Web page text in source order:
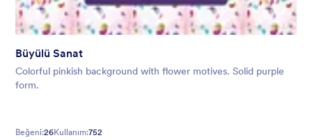
Büyülü Sanat
Colorful pinkish background with flower motives. Solid purple
form.
Beğeni:26Kullanım:752